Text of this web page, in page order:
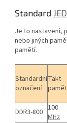
Standard
Je to nastavení,
nebo jiných
pamětí.
Standardní
označení
Takt
DDR3-800 100
MHz